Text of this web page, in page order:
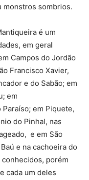
monstros sombrios.
é um
em geral
Campos do Jordão
Francisco Xavier,
e do Sabão; em
em
Paraíso; em Piquete,
do Pinhal, nas
e em São
e na cachoeira do
porém
cada um deles